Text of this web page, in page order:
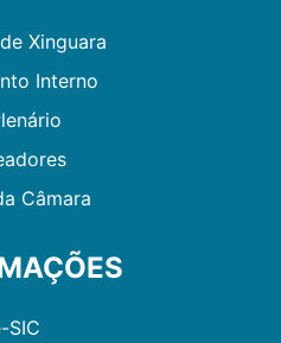
Xinguara
Interno
Câmara
SIC